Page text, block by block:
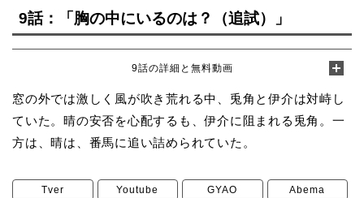
9話：「胸の中にいるのは？（追試）」
9話の詳細と無料動画
窓の外では激しく風が吹き荒れる中、兎角と伊介は対峙し
ていた。晴の安否を心配するも、伊介に阻まれる兎角。一
方は、晴は、番馬に追い詰められていた。
Tver Youtube GYAO Abema